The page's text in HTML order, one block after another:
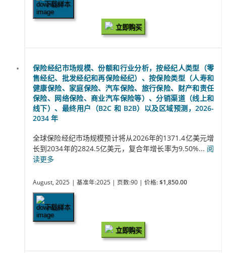
下载样本
立即购买
保险经纪市场规模、份额和行业分析，按经纪人类型（零
售经纪、批发经纪和再保险经纪）、按保险类型（人寿和
健康保险、家庭保险、汽车保险、旅行保险、财产和责任
保险、网络保险、商业汽车保险等）、分销渠道（线上和
线下）、最终用户（B2C 和 B2B）以及区域预测，2026-
2034 年
全球保险经纪市场规模预计将从2026年的1371.4亿美元增
长到2034年的2824.5亿美元，复合年增长率为9.50%... 阅
读更多
August, 2025 | 基准年:2025 | 页数:90 | 价格: $1,850.00
下载样本
立即购买